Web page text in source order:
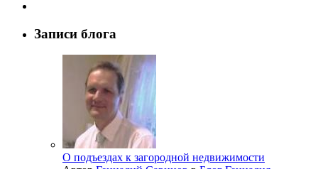
Записи блога
О подъездах к загородной недвижимости